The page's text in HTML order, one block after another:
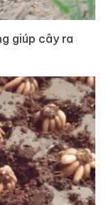
giúp cây ra